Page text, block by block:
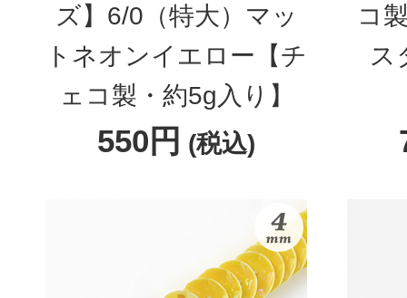
ズ】6/0（特大）マッ
トネオンイエロー【チ
ェコ製・約5g入り】
550円 (税込)
コ
ス